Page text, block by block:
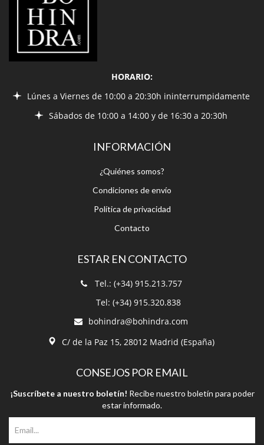
HORARIO:
Lúnes a Viernes de 10:00 a 20:30h ininterrumpidamente
Sábados de 10:00 a 14:00 y de 16:30 a 20:30h
INFORMACIÓN
¿Quiénes somos?
Condiciones de envío
Política de privacidad
Contacto
ESTAR EN CONTACTO
Tel.: (+34) 915.213.757
Tel: (+34) 915.320.838
bohindra@bohindra.com
C/ de la Paz 15, 28012 Madrid (España)
CONSEJOS POR EMAIL
¡Suscríbete a nuestro boletín! Recibe nuestro boletín para poder
estar informado.